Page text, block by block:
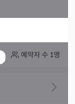
예약자 수 1명